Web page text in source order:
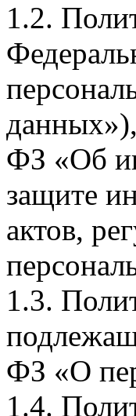
1.2.
ФЗ «Об
защите
актов,
1.3.
ФЗ «О
1.4.